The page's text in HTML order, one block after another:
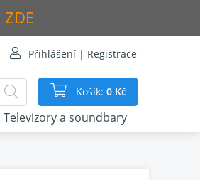
ZDE
Přihlášení | Registrace
Košík: 0 Kč
Televizory a soundbary